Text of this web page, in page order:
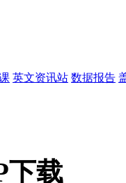
英文资讯站 数据报告
下载